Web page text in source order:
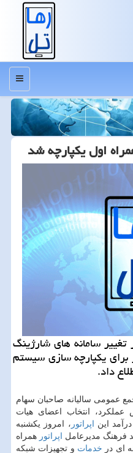
منو
اول یكپارچه شد
سامانه های شارژینگ
برای یكپارچه سازی سیستم
داد.
عمومی سالیانه صاحبان سهام
انتخاب اعضای هیات
این اپراتور ، امروز یكشنبه
فرهنگ مدیرعامل اپراتور همراه
خدمات و تجهیزات شبكه